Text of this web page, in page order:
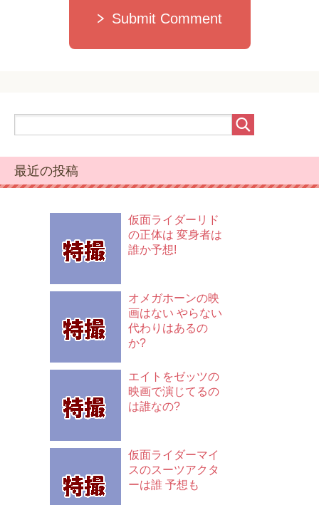
Submit Comment
最近の投稿
仮面ライダーリド
の正体は 変身者は
誰か予想!
オメガホーンの映
画はない やらない
代わりはあるの
か?
エイトをゼッツの
映画で演じてるの
は誰なの?
仮面ライダーマイ
スのスーツアクタ
ーは誰 予想も